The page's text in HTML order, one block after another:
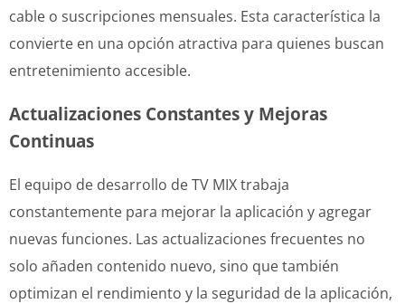
cable o suscripciones mensuales. Esta característica la
convierte en una opción atractiva para quienes buscan
entretenimiento accesible.
Actualizaciones Constantes y Mejoras
Continuas
El equipo de desarrollo de TV MIX trabaja
constantemente para mejorar la aplicación y agregar
nuevas funciones. Las actualizaciones frecuentes no
solo añaden contenido nuevo, sino que también
optimizan el rendimiento y la seguridad de la aplicación,